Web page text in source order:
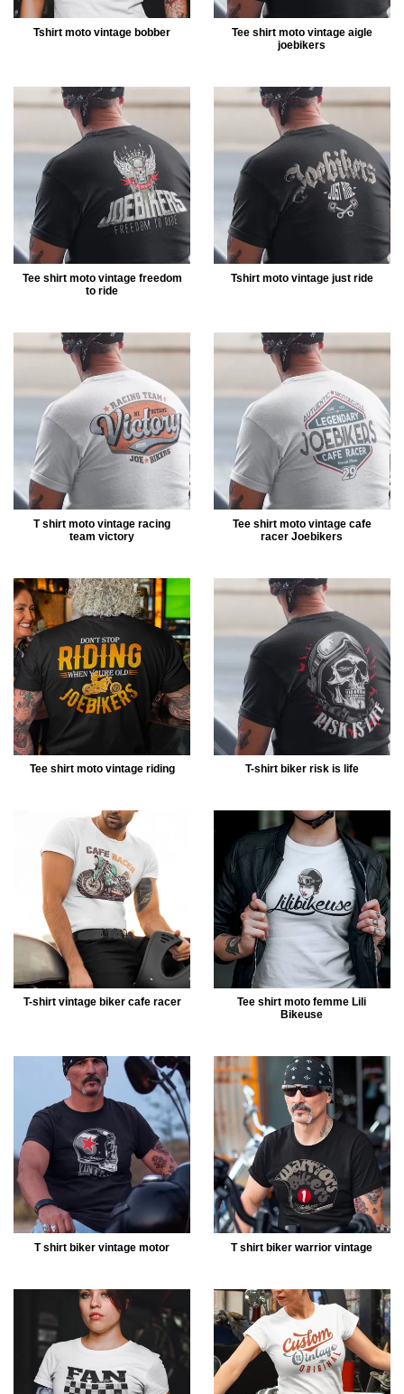
Tshirt moto vintage bobber
Tee shirt moto vintage aigle
joebikers
Tee shirt moto vintage freedom
to ride
Tshirt moto vintage just ride
T shirt moto vintage racing
team victory
Tee shirt moto vintage cafe
racer Joebikers
Tee shirt moto vintage riding T-shirt biker risk is life
T-shirt vintage biker cafe racer
Tee shirt moto femme Lili
Bikeuse
T shirt biker vintage motor T shirt biker warrior vintage